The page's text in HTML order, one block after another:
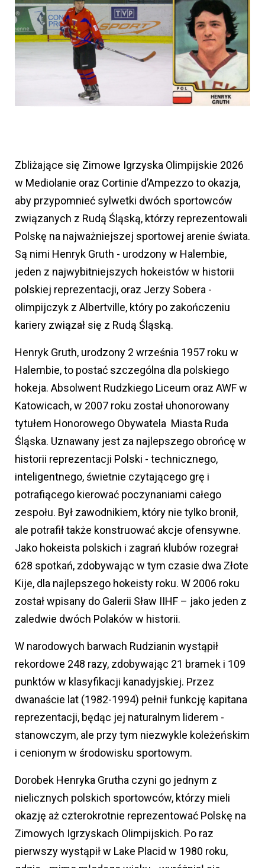
Zbliżające się Zimowe Igrzyska Olimpijskie 2026
w Mediolanie oraz Cortinie d’Ampezzo to okazja,
aby przypomnieć sylwetki dwóch sportowców
związanych z Rudą Śląską, którzy reprezentowali
Polskę na najważniejszej sportowej arenie świata.
Są nimi Henryk Gruth - urodzony w Halembie,
jeden z najwybitniejszych hokeistów w historii
polskiej reprezentacji, oraz Jerzy Sobera -
olimpijczyk z Albertville, który po zakończeniu
kariery związał się z Rudą Śląską.
Henryk Gruth, urodzony 2 września 1957 roku w
Halembie, to postać szczególna dla polskiego
hokeja. Absolwent Rudzkiego Liceum oraz AWF w
Katowicach, w 2007 roku został uhonorowany
tytułem Honorowego Obywatela Miasta Ruda
Śląska. Uznawany jest za najlepszego obrońcę w
historii reprezentacji Polski - technicznego,
inteligentnego, świetnie czytającego grę i
potrafiącego kierować poczynaniami całego
zespołu. Był zawodnikiem, który nie tylko bronił,
ale potrafił także konstruować akcje ofensywne.
Jako hokeista polskich i zagrań klubów rozegrał
628 spotkań, zdobywając w tym czasie dwa Złote
Kije, dla najlepszego hokeisty roku. W 2006 roku
został wpisany do Galerii Sław IIHF – jako jeden z
zaledwie dwóch Polaków w historii.
W narodowych barwach Rudzianin wystąpił
rekordowe 248 razy, zdobywając 21 bramek i 109
punktów w klasyfikacji kanadyjskiej. Przez
dwanaście lat (1982-1994) pełnił funkcję kapitana
reprezentacji, będąc jej naturalnym liderem -
stanowczym, ale przy tym niezwykle koleżeńskim
i cenionym w środowisku sportowym.
Dorobek Henryka Grutha czyni go jednym z
nielicznych polskich sportowców, którzy mieli
okazję aż czterokrotnie reprezentować Polskę na
Zimowych Igrzyskach Olimpijskich. Po raz
pierwszy wystąpił w Lake Placid w 1980 roku,